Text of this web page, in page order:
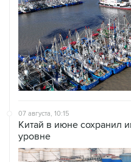
07 августа, 10:15
Китай в июне сохранил
уровне